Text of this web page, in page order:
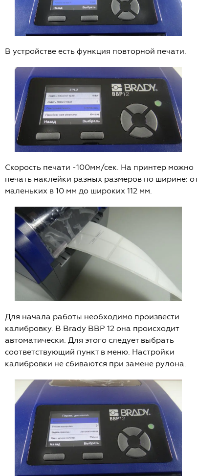
В устройстве есть функция повторной печати.
Скорость печати -100мм/сек. На принтер можно
печать наклейки разных размеров по ширине: от
маленьких в 10 мм до широких 112 мм.
Для начала работы необходимо произвести
калибровку. В Brady BBP 12 она происходит
автоматически. Для этого следует выбрать
соответствующий пункт в меню. Настройки
калибровки не сбиваются при замене рулона.